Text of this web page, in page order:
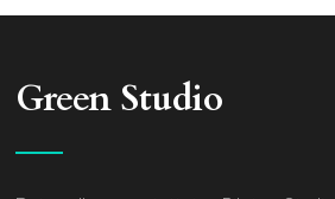
Green Studio